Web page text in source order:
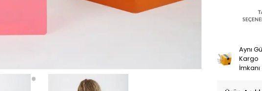
Aynı
Kargo
İmkanı